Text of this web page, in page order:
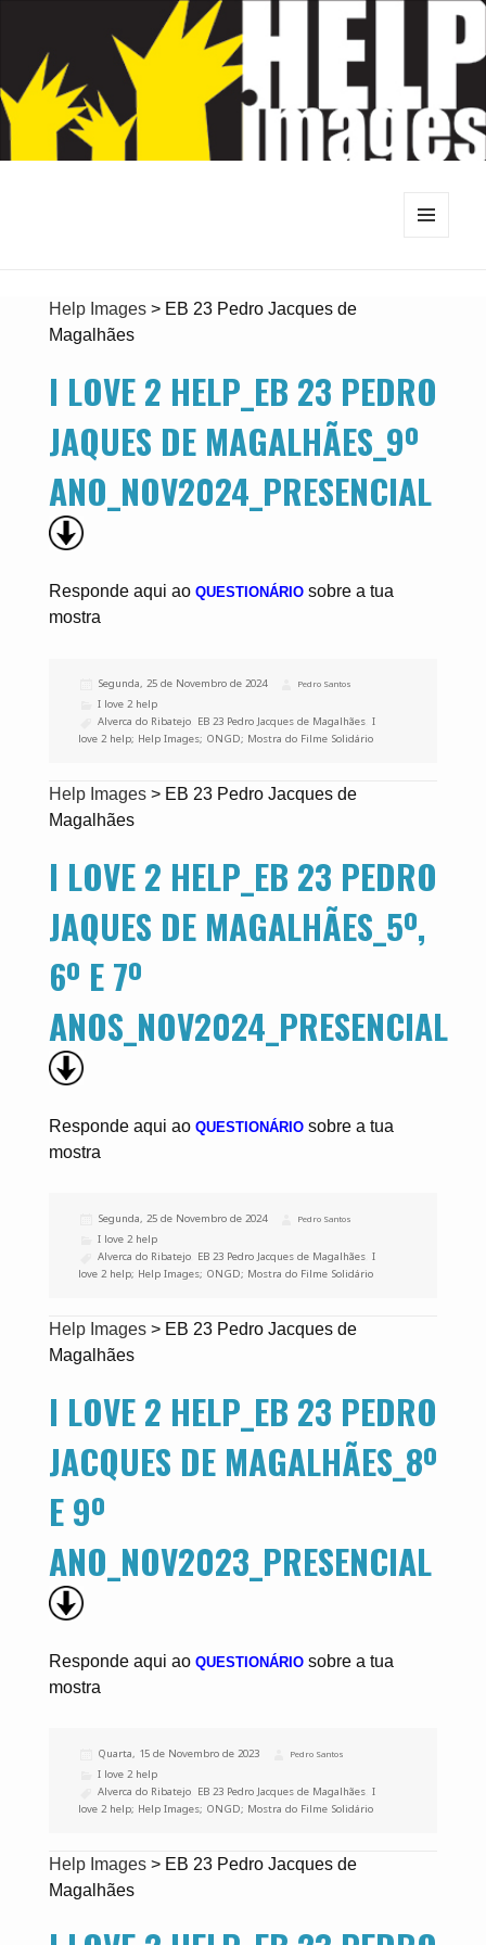
Help Images> EB 23 Pedro Jacques de
Magalhães
I LOVE 2 HELP_EB 23 PEDRO
JAQUES DE MAGALHÃES_9º
ANO_NOV2024_PRESENCIAL
Responde aqui ao QUESTIONÁRIO sobre a tua
mostra
Publicado
Segunda, 25 de Novembro de 2024 Autor
Pedro Santos
Categorias
I love 2 help
Etiquetas
Alverca do Ribatejo EB 23 Pedro Jacques de Magalhães ,I
love 2 help; Help Images; ONGD; Mostra do Filme Solidário
Help Images> EB 23 Pedro Jacques de
Magalhães
I LOVE 2 HELP_EB 23 PEDRO
JAQUES DE MAGALHÃES_5º,
6º E 7º
ANOS_NOV2024_PRESENCIAL
Responde aqui ao QUESTIONÁRIO sobre a tua
mostra
Publicado
Segunda, 25 de Novembro de 2024 Autor
Pedro Santos
Categorias
I love 2 help
Etiquetas
Alverca do Ribatejo EB 23 Pedro Jacques de Magalhães ,I
love 2 help; Help Images; ONGD; Mostra do Filme Solidário
Help Images> EB 23 Pedro Jacques de
Magalhães
I LOVE 2 HELP_EB 23 PEDRO
JACQUES DE MAGALHÃES_8º
E 9º
ANO_NOV2023_PRESENCIAL
Responde aqui ao QUESTIONÁRIO sobre a tua
mostra
Publicado
Quarta, 15 de Novembro de 2023 Autor
Pedro Santos
Categorias
I love 2 help
Etiquetas
Alverca do Ribatejo EB 23 Pedro Jacques de Magalhães ,I
love 2 help; Help Images; ONGD; Mostra do Filme Solidário
Help Images> EB 23 Pedro Jacques de
Magalhães